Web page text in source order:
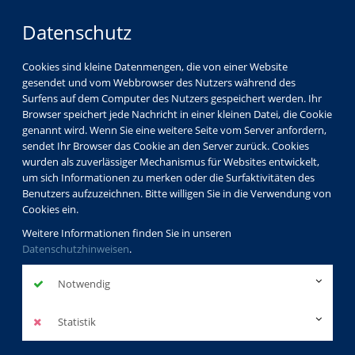
Datenschutz
Cookies sind kleine Datenmengen, die von einer Website
gesendet und vom Webbrowser des Nutzers während des
Surfens auf dem Computer des Nutzers gespeichert werden. Ihr
Browser speichert jede Nachricht in einer kleinen Datei, die Cookie
genannt wird. Wenn Sie eine weitere Seite vom Server anfordern,
sendet Ihr Browser das Cookie an den Server zurück. Cookies
wurden als zuverlässiger Mechanismus für Websites entwickelt,
um sich Informationen zu merken oder die Surfaktivitäten des
Benutzers aufzuzeichnen. Bitte willigen Sie in die Verwendung von
Cookies ein.
Weitere Informationen finden Sie in unseren
Datenschutzhinweisen.
Notwendig
Statistik